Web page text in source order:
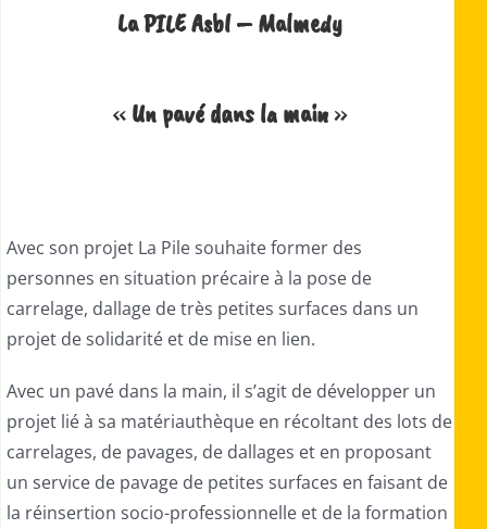
La PILE Asbl – Malmedy
« Un pavé dans la main»
Avec son projet La Pile souhaite former des
personnes en situation précaire à la pose de
carrelage, dallage de très petites surfaces dans un
projet de solidarité et de mise en lien.
Avec un pavé dans la main, il s’agit de développer un
projet lié à sa matériauthèque en récoltant des lots de
carrelages, de pavages, de dallages et en proposant
un service de pavage de petites surfaces en faisant de
la réinsertion socio-professionnelle et de la formation